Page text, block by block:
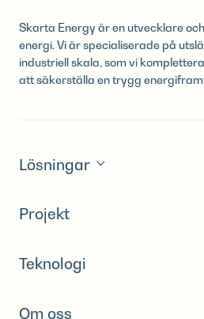
Skarta Energy är en utvecklare
energi. Vi är specialiserade på
industriell skala, som vi
att säkerställa en trygg
Lösningar
Projekt
Teknologi
Om oss